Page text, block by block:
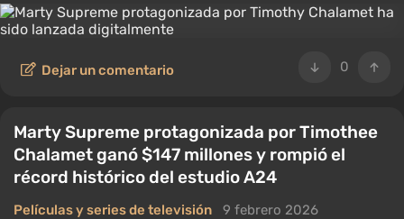
0
Dejar un comentario
Marty Supreme protagonizada por Timothee
Chalamet ganó $147 millones y rompió el
récord histórico del estudio A24
Películas y series de televisión 9 febrero 2026